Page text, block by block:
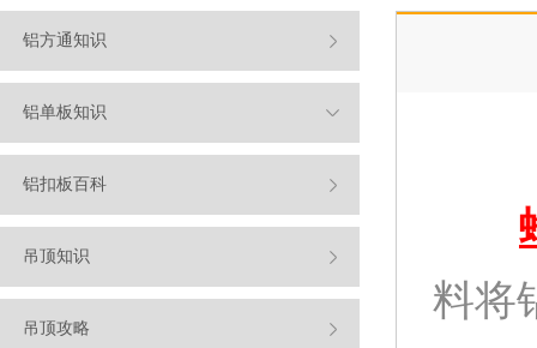
铝方通知识
铝单板知识
铝扣板百科
吊顶知识
吊顶攻略
料将